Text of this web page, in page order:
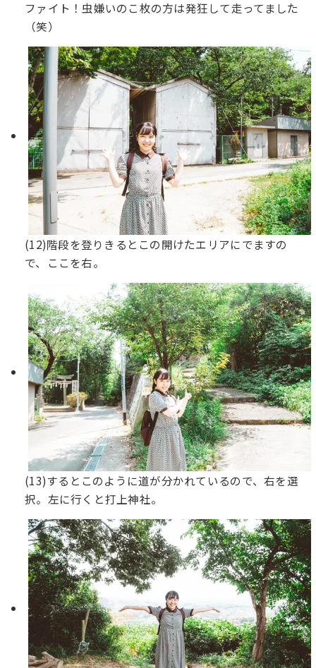
ファイト！虫嫌いのこ枚の方は発狂して走ってました
（笑）
(12)階段を登りきるとこの開けたエリアにでますの
で、ここを右。
(13)するとこのように道が分かれているので、右を選
択。左に行くと打上神社。